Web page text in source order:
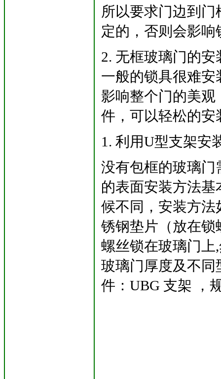
所以要求门边到
定的，否则会影响
2. 无框玻璃门的安
一般的锁具很难
影响整个门的美
件，可以轻松的安
1. 利用U型支架安
没有包框的玻璃
的表面安装方法
候不同，安装方
锈钢垫片（放在锁
螺丝锁在玻璃门上
玻璃门厚度及不
件：UBG 支架 ，